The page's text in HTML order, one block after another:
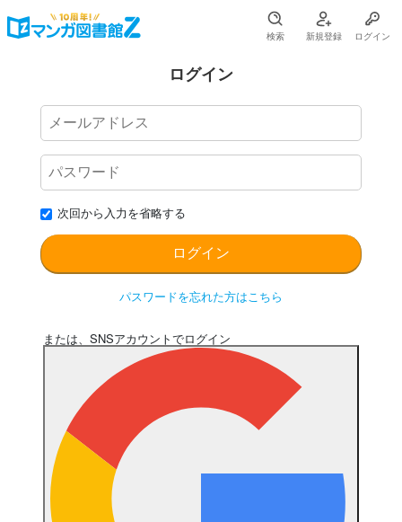
検索 新規登録 ログイン
ログイン
次回から入力を省略する
パスワードを忘れた方はこちら
または、SNSアカウントでログイン